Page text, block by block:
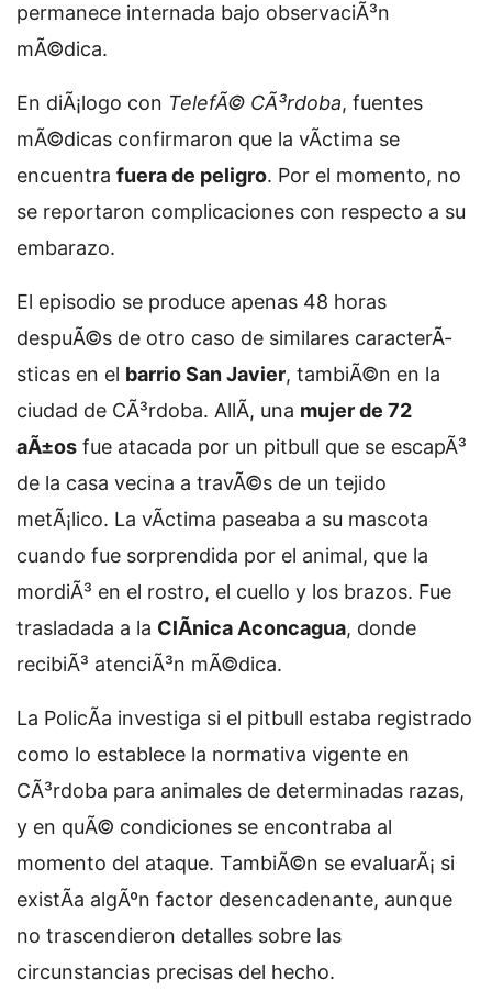
permanece internada bajo observaciÃ³n
mÃ©dica.
En diÃ¡logo con TelefÃ© CÃ³rdoba, fuentes
mÃ©dicas confirmaron que la vÃ­ctima se
encuentra fuera de peligro. Por el momento, no
se reportaron complicaciones con respecto a su
embarazo.
El episodio se produce apenas 48 horas
despuÃ©s de otro caso de similares caracterÃ­
sticas en el barrio San Javier, tambiÃ©n en la
ciudad de CÃ³rdoba. AllÃ­, una mujer de 72
aÃ±os fue atacada por un pitbull que se escapÃ³
de la casa vecina a travÃ©s de un tejido
metÃ¡lico. La vÃ­ctima paseaba a su mascota
cuando fue sorprendida por el animal, que la
mordiÃ³ en el rostro, el cuello y los brazos. Fue
trasladada a la ClÃ­nica Aconcagua, donde
recibiÃ³ atenciÃ³n mÃ©dica.
La PolicÃ­a investiga si el pitbull estaba registrado
como lo establece la normativa vigente en
CÃ³rdoba para animales de determinadas razas,
y en quÃ© condiciones se encontraba al
momento del ataque. TambiÃ©n se evaluarÃ¡ si
existÃ­a algÃºn factor desencadenante, aunque
no trascendieron detalles sobre las
circunstancias precisas del hecho.